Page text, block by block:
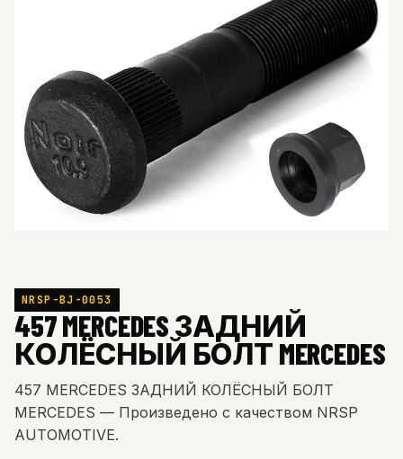
NRSP-BJ-0053
457 MERCEDES ЗАДНИЙ
КОЛЁСНЫЙ БОЛТ MERCEDES
457 MERCEDES ЗАДНИЙ КОЛЁСНЫЙ БОЛТ
MERCEDES — Произведено с качеством NRSP
AUTOMOTIVE.